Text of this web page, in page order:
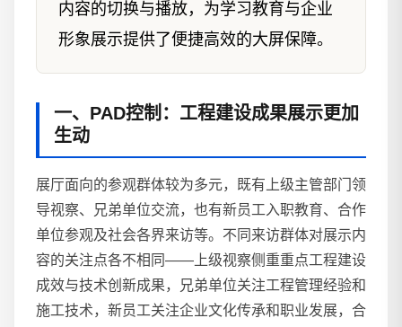
内容的切换与播放，为学习教育与企业
形象展示提供了便捷高效的大屏保障。
一、PAD控制：工程建设成果展示更加
生动
展厅面向的参观群体较为多元，既有上级主管部门领
导视察、兄弟单位交流，也有新员工入职教育、合作
单位参观及社会各界来访等。不同来访群体对展示内
容的关注点各不相同——上级视察侧重重点工程建设
成效与技术创新成果，兄弟单位关注工程管理经验和
施工技术，新员工关注企业文化传承和职业发展，合